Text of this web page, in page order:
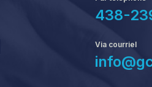
438-
Via courriel